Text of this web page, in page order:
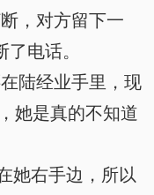
，对方留下一
电话。
陆经业手里，现
她是真的不知道
她右手边，所以